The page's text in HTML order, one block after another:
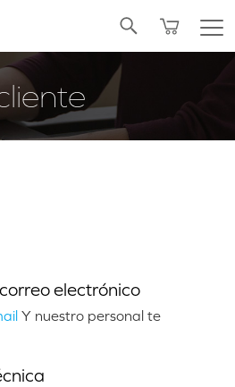
electrónico
Y nuestro personal te